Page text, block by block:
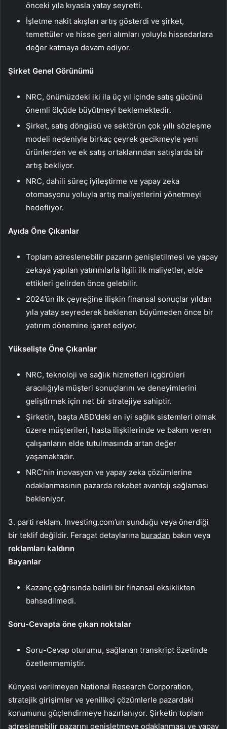
önceki yıla kıyasla yatay seyretti.
İşletme nakit akışları artış gösterdi ve şirket,
temettüler ve hisse geri alımları yoluyla hissedarlara
değer katmaya devam ediyor.
Şirket Genel Görünümü
NRC, önümüzdeki iki ila üç yıl içinde satış gücünü
önemli ölçüde büyütmeyi beklemektedir.
Şirket, satış döngüsü ve sektörün çok yıllı sözleşme
modeli nedeniyle birkaç çeyrek gecikmeyle yeni
ürünlerden ve ek satış ortaklarından satışlarda bir
artış bekliyor.
NRC, dahili süreç iyileştirme ve yapay zeka
otomasyonu yoluyla artış maliyetlerini yönetmeyi
hedefliyor.
Ayıda Öne Çıkanlar
Toplam adreslenebilir pazarın genişletilmesi ve yapay
zekaya yapılan yatırımlarla ilgili ilk maliyetler, elde
ettikleri gelirden önce gelebilir.
2024’ün ilk çeyreğine ilişkin finansal sonuçlar yıldan
yıla yatay seyrederek beklenen büyümeden önce bir
yatırım dönemine işaret ediyor.
Yükselişte Öne Çıkanlar
NRC, teknoloji ve sağlık hizmetleri içgörüleri
aracılığıyla müşteri sonuçlarını ve deneyimlerini
geliştirmek için net bir stratejiye sahiptir.
Şirketin, başta ABD’deki en iyi sağlık sistemleri olmak
üzere müşterileri, hasta ilişkilerinde ve bakım veren
çalışanların elde tutulmasında artan değer
yaşamaktadır.
NRC’nin inovasyon ve yapay zeka çözümlerine
odaklanmasının pazarda rekabet avantajı sağlaması
bekleniyor.
3. parti reklam. Investing.com’un sunduğu veya önerdiği
bir teklif değildir. Feragat detaylarına buradan bakın veya
reklamları kaldırın
Bayanlar
Kazanç çağrısında belirli bir finansal eksiklikten
bahsedilmedi.
Soru-Cevapta öne çıkan noktalar
Soru-Cevap oturumu, sağlanan transkript özetinde
özetlenmemiştir.
Künyesi verilmeyen National Research Corporation,
stratejik girişimler ve yenilikçi çözümlerle pazardaki
konumunu güçlendirmeye hazırlanıyor. Şirketin toplam
adreslenebilir pazarını genişletmeye odaklanması ve yapay